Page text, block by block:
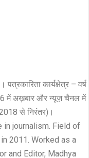
कार्यक्षेत्र – वर्ष
में अख़बार और न्यूज़ चैनल में
से निरंतर)।
in journalism. Field of
2011. Worked as a
and Editor, Madhya